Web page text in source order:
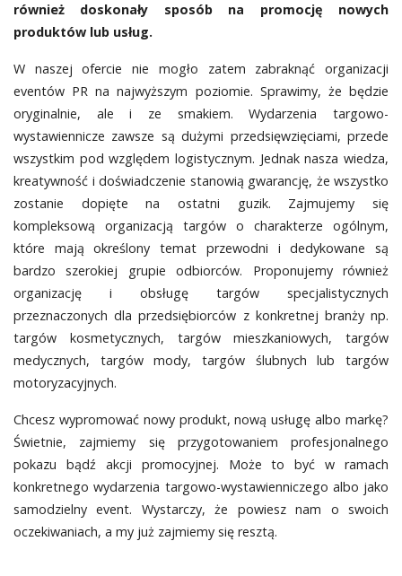
również doskonały sposób na promocję nowych
produktów lub usług.
W naszej ofercie nie mogło zatem zabraknąć organizacji
eventów PR na najwyższym poziomie. Sprawimy, że będzie
oryginalnie, ale i ze smakiem. Wydarzenia targowo-
wystawiennicze zawsze są dużymi przedsięwzięciami, przede
wszystkim pod względem logistycznym. Jednak nasza wiedza,
kreatywność i doświadczenie stanowią gwarancję, że wszystko
zostanie dopięte na ostatni guzik. Zajmujemy się
kompleksową organizacją targów o charakterze ogólnym,
które mają określony temat przewodni i dedykowane są
bardzo szerokiej grupie odbiorców. Proponujemy również
organizację i obsługę targów specjalistycznych
przeznaczonych dla przedsiębiorców z konkretnej branży np.
targów kosmetycznych, targów mieszkaniowych, targów
medycznych, targów mody, targów ślubnych lub targów
motoryzacyjnych.
Chcesz wypromować nowy produkt, nową usługę albo markę?
Świetnie, zajmiemy się przygotowaniem profesjonalnego
pokazu bądź akcji promocyjnej. Może to być w ramach
konkretnego wydarzenia targowo-wystawienniczego albo jako
samodzielny event. Wystarczy, że powiesz nam o swoich
oczekiwaniach, a my już zajmiemy się resztą.